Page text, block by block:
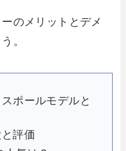
のメリットとデメ
。
ポールモデルと
評価